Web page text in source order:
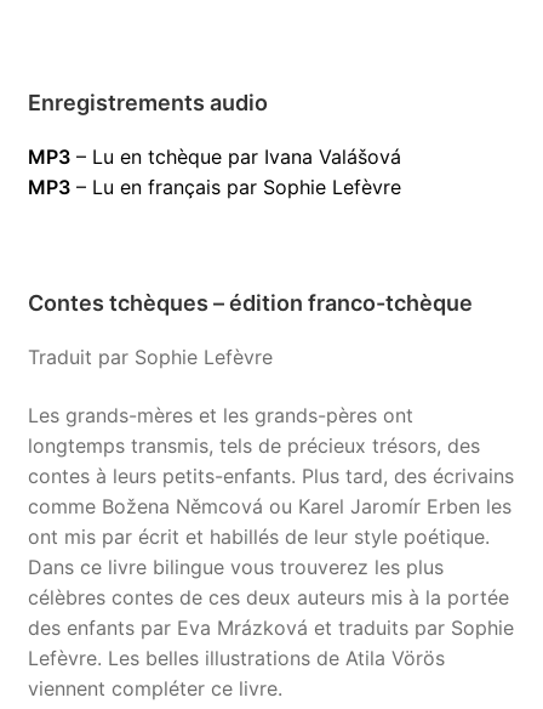
Enregistrements audio
MP3– Lu en tchèque par Ivana Valášová
MP3– Lu en français par Sophie Lefèvre
Contes tchèques – édition franco-tchèque
Traduit par Sophie Lefèvre
Les grands-mères et les grands-pères ont
longtemps transmis, tels de précieux trésors, des
contes à leurs petits-enfants. Plus tard, des écrivains
comme Božena Němcová ou Karel Jaromír Erben les
ont mis par écrit et habillés de leur style poétique.
Dans ce livre bilingue vous trouverez les plus
célèbres contes de ces deux auteurs mis à la portée
des enfants par Eva Mrázková et traduits par Sophie
Lefèvre. Les belles illustrations de Atila Vörös
viennent compléter ce livre.